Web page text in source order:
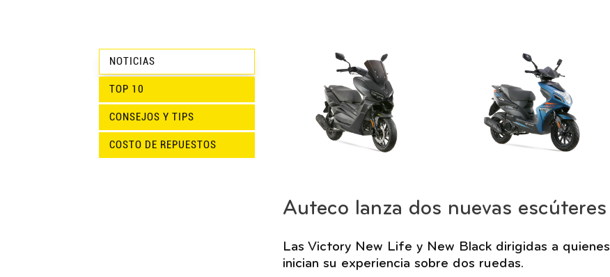
NOTICIAS
TOP 10
CONSEJOS Y TIPS
COSTO DE REPUESTOS
Auteco lanza dos nuevas escúteres
Las Victory New Life y New Black dirigidas a quienes
inician su experiencia sobre dos ruedas.